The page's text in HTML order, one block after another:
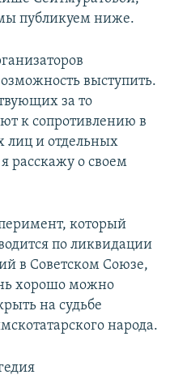
публикуем ниже.
выступить.
за то
к сопротивлению в
лиц и отдельных
расскажу о своем
который
по ликвидации
в Советском Союзе,
хорошо можно
на судьбе
народа.